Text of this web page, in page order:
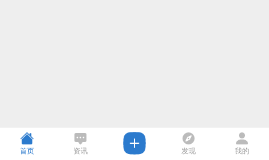
首页 资讯 发现 我的